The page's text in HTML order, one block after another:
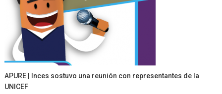
APURE | Inces sostuvo una reunión con representantes de la
UNICEF